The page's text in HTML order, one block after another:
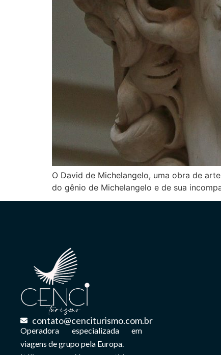
O David de Michelangelo, uma obra de
do gênio de Michelangelo e de sua
contato@cenciturismo.com.br
Operadora especializada em
viagens de grupo pela Europa.